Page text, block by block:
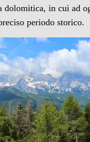
dolomitica, in cui ad
periodo storico.